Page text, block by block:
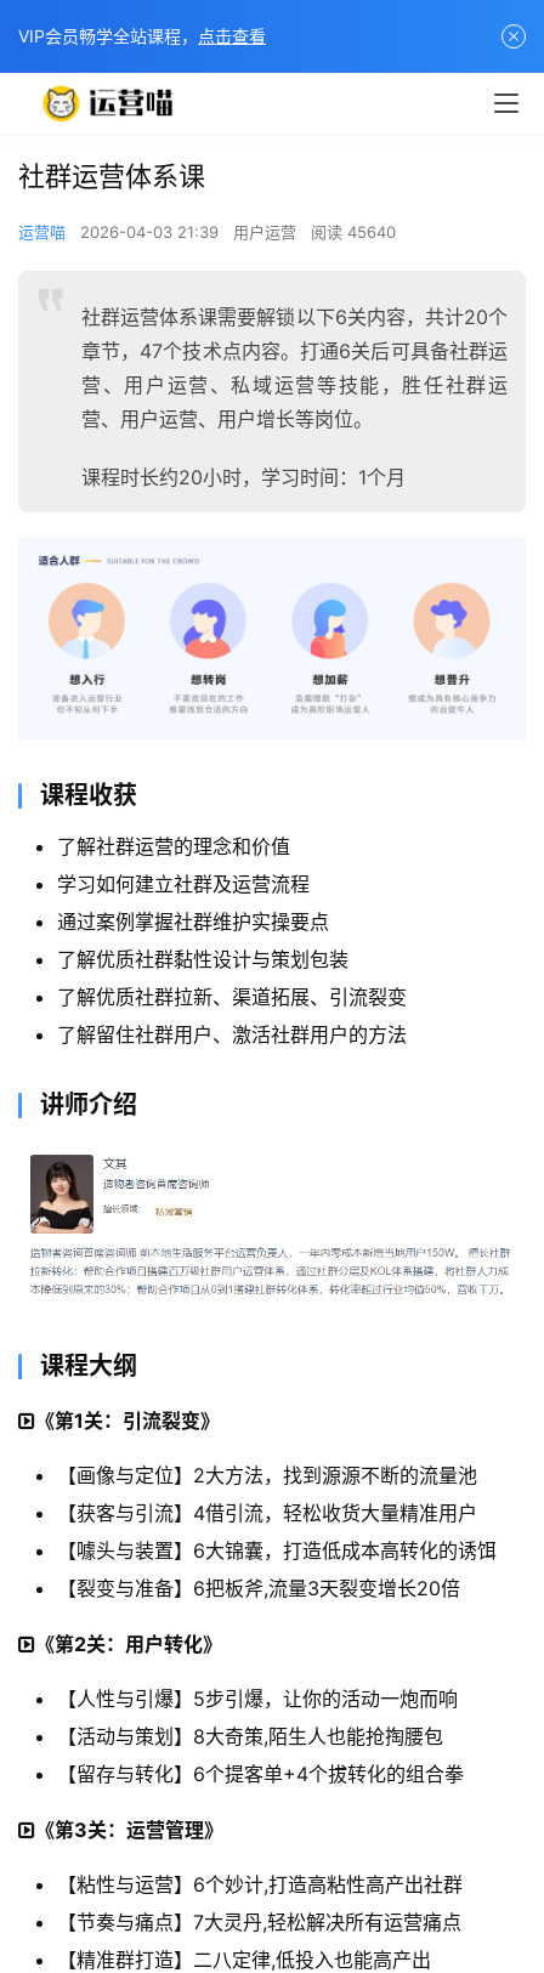
社群运营体系课
运营喵 2026-04-03 21:39 用户运营 阅读 45640
社群运营体系课需要解锁以下6关内容，共计20个
章节，47个技术点内容。打通6关后可具备社群运
营、用户运营、私域运营等技能，胜任社群运
营、用户运营、用户增长等岗位。
课程时长约20小时，学习时间：1个月
课程收获
了解社群运营的理念和价值
学习如何建立社群及运营流程
通过案例掌握社群维护实操要点
了解优质社群黏性设计与策划包装
了解优质社群拉新、渠道拓展、引流裂变
了解留住社群用户、激活社群用户的方法
讲师介绍
课程大纲
《第1关：引流裂变》
【画像与定位】2大方法，找到源源不断的流量池
【获客与引流】4借引流，轻松收货大量精准用户
【噱头与装置】6大锦囊，打造低成本高转化的诱饵
【裂变与准备】6把板斧,流量3天裂变增长20倍
《第2关：用户转化》
【人性与引爆】5步引爆，让你的活动一炮而响
【活动与策划】8大奇策,陌生人也能抢掏腰包
【留存与转化】6个提客单+4个拔转化的组合拳
《第3关：运营管理》
【粘性与运营】6个妙计,打造高粘性高产出社群
【节奏与痛点】7大灵丹,轻松解决所有运营痛点
【精准群打造】二八定律,低投入也能高产出
VIP会员畅学全站课程， 点击查看